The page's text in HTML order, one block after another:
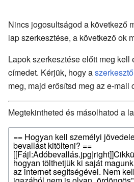
Nincs jogosultságod a következő
lap szerkesztése, a következő ok
Lapok szerkesztése előtt meg kell
címedet. Kérjük, hogy a
meg, majd erősítsd meg az e-mail
Megtekintheted és másolhatod a